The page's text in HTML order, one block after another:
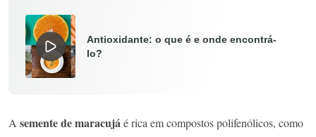
Antioxidante: o que é e onde encontrá-
lo?
A semente de maracujáé rica em compostos polifenólicos, como